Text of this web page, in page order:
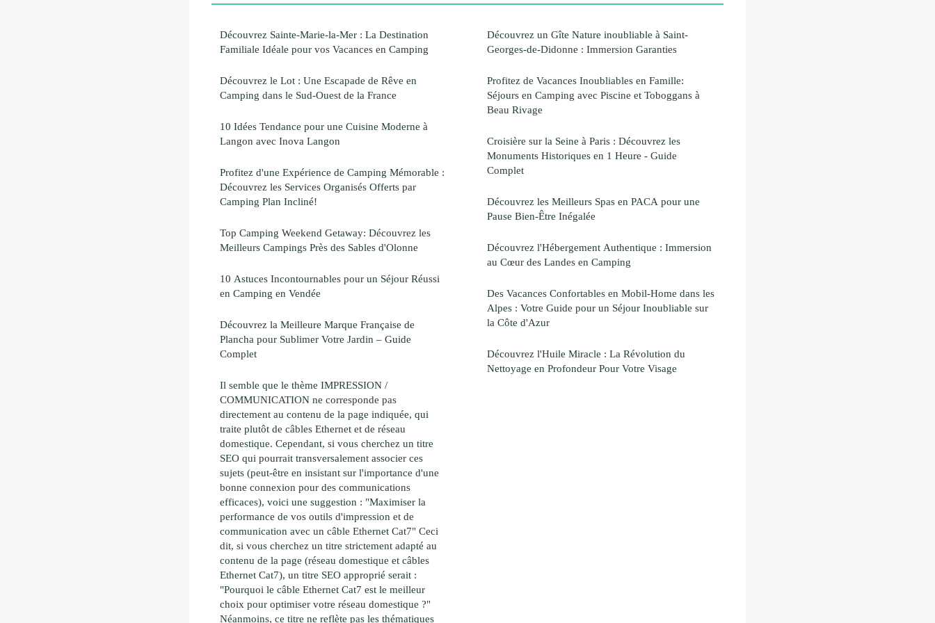
Découvrez Sainte-Marie-la-Mer : La Destination
Familiale Idéale pour vos Vacances en Camping
Découvrez le Lot : Une Escapade de Rêve en
Camping dans le Sud-Ouest de la France
10 Idées Tendance pour une Cuisine Moderne à
Langon avec Inova Langon
Profitez d'une Expérience de Camping Mémorable :
Découvrez les Services Organisés Offerts par
Camping Plan Incliné!
Top Camping Weekend Getaway: Découvrez les
Meilleurs Campings Près des Sables d'Olonne
10 Astuces Incontournables pour un Séjour Réussi
en Camping en Vendée
Découvrez la Meilleure Marque Française de
Plancha pour Sublimer Votre Jardin – Guide
Complet
Il semble que le thème IMPRESSION /
COMMUNICATION ne corresponde pas
directement au contenu de la page indiquée, qui
traite plutôt de câbles Ethernet et de réseau
domestique. Cependant, si vous cherchez un titre
SEO qui pourrait transversalement associer ces
sujets (peut-être en insistant sur l'importance d'une
bonne connexion pour des communications
efficaces), voici une suggestion : "Maximiser la
performance de vos outils d'impression et de
communication avec un câble Ethernet Cat7" Ceci
dit, si vous cherchez un titre strictement adapté au
contenu de la page (réseau domestique et câbles
Ethernet Cat7), un titre SEO approprié serait :
"Pourquoi le câble Ethernet Cat7 est le meilleur
choix pour optimiser votre réseau domestique ?"
Néanmoins, ce titre ne reflète pas les thématiques
Découvrez un Gîte Nature inoubliable à Saint-
Georges-de-Didonne : Immersion Garanties
Profitez de Vacances Inoubliables en Famille:
Séjours en Camping avec Piscine et Toboggans à
Beau Rivage
Croisière sur la Seine à Paris : Découvrez les
Monuments Historiques en 1 Heure - Guide
Complet
Découvrez les Meilleurs Spas en PACA pour une
Pause Bien-Être Inégalée
Découvrez l'Hébergement Authentique : Immersion
au Cœur des Landes en Camping
Des Vacances Confortables en Mobil-Home dans les
Alpes : Votre Guide pour un Séjour Inoubliable sur
la Côte d'Azur
Découvrez l'Huile Miracle : La Révolution du
Nettoyage en Profondeur Pour Votre Visage